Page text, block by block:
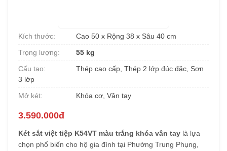
Kích thước:
Cao 50 x Rộng 38 x Sâu 40 cm
Trọng lượng:
55 kg
Cấu tạo:
Thép cao cấp, Thép 2 lớp đúc đặc, Sơn
3 lớp
Mở két:
Khóa cơ, Vân tay
3.590.000đ
Két sắt việt tiệp K54VT màu trắng khóa vân tay là lựa
chọn phổ biến cho hộ gia đình tại Phường Trung Phụng,